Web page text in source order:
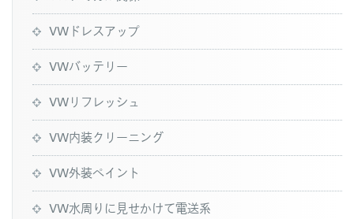
VWドレスアップ
VWバッテリー
VWリフレッシュ
VW内装クリーニング
VW外装ペイント
VW水周りに見せかけて電送系